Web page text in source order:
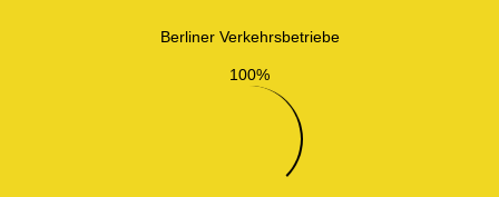
Berliner Verkehrsbetriebe
100%